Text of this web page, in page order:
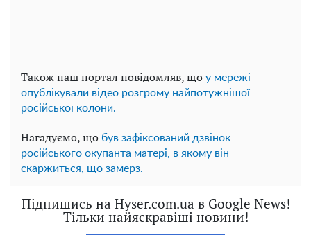
Також наш портал повідомляв, що у мережі
опублікували відео розгрому найпотужнішої
російської колони.
Нагадуємо, що був зафіксований дзвінок
російського окупанта матері, в якому він
скаржиться, що замерз.
Підпишись на Hyser.com.ua в Google News!
Тільки найяскравіші новини!